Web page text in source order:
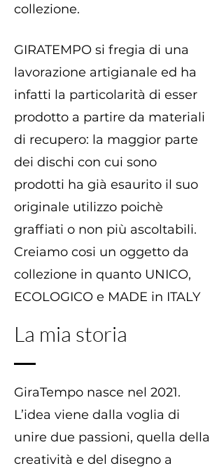
collezione.
GIRATEMPO si fregia di una
lavorazione artigianale ed ha
infatti la particolarità di esser
prodotto a partire da materiali
di recupero: la maggior parte
dei dischi con cui sono
prodotti ha già esaurito il suo
originale utilizzo poichè
graffiati o non più ascoltabili.
Creiamo cosi un oggetto da
collezione in quanto UNICO,
ECOLOGICO e MADE in ITALY
La mia storia
GiraTempo nasce nel 2021.
L’idea viene dalla voglia di
unire due passioni, quella della
creatività e del disegno a